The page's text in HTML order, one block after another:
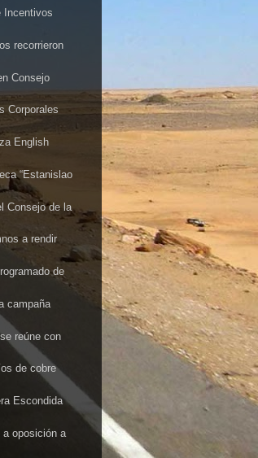
Incentivos
recorrieron
Consejo
Corporales
English
“Estanislao
Consejo de la
a rendir
de
campaña
reúne con
de cobre
Escondida
a oposición a